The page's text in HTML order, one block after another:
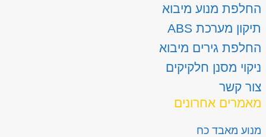
החלפת מנוע מיבוא
תיקון מערכת ABS
החלפת גירים מיבוא
ניקוי מסנן חלקיקים
צור קשר
מאמרים אחרונים
מנוע מאבד כח